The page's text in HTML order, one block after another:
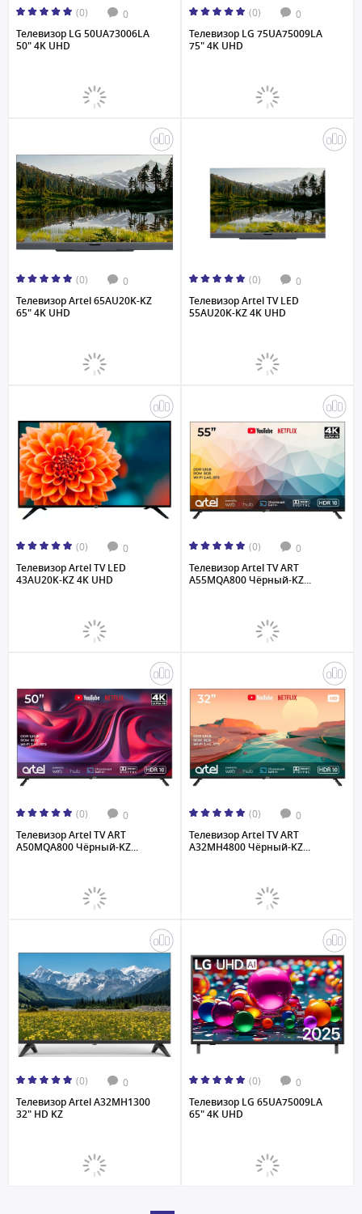
(0) 0
Телевизор LG 50UA73006LA
50" 4K UHD
(0) 0
Телевизор LG 75UA75009LA
75" 4K UHD
(0) 0
Телевизор Artel 65AU20K-KZ
65" 4K UHD
(0) 0
Телевизор Artel TV LED
55AU20K-KZ 4K UHD
(0) 0
Телевизор Artel TV LED
43AU20K-KZ 4K UHD
(0) 0
Телевизор Artel TV ART
A55MQA800 Чёрный-KZ...
(0) 0
Телевизор Artel TV ART
A50MQA800 Чёрный-KZ...
(0) 0
Телевизор Artel TV ART
A32MH4800 Чёрный-KZ...
(0) 0
Телевизор Artel A32MH1300
32" HD KZ
(0) 0
Телевизор LG 65UA75009LA
65" 4K UHD